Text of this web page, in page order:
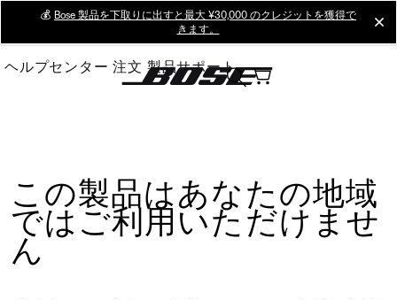
Main
💰 Bose 製品を下取りに出すと最大 ¥30,000 のクレジットを獲得で
きます。
ヘルプセンター 注文 製品サポート
この製品はあなたの地域
ではご利用いただけませ
ん